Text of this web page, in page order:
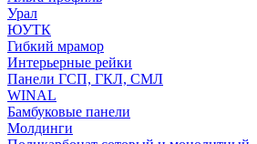
Урал
ЮУТК
Гибкий мрамор
Интерьерные рейки
Панели ГСП, ГКЛ, СМЛ
WINAL
Бамбуковые панели
Молдинги